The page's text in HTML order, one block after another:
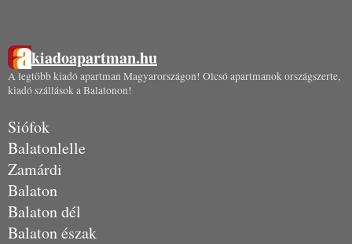
kiadoapartman.hu
A legtöbb kiadó apartman Magyarországon! Olcsó apartmanok országszerte,
kiadó szállások a Balatonon!
Siófok
Balatonlelle
Zamárdi
Balaton
Balaton dél
Balaton észak